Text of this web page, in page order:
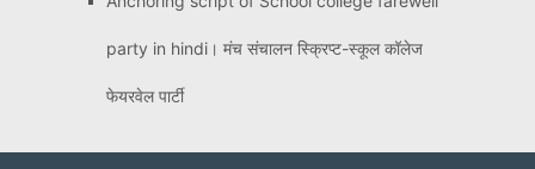
party in hindi। मंच संचालन स्क्रिप्ट-स्कूल कॉलेज
फेयरवेल पार्टी